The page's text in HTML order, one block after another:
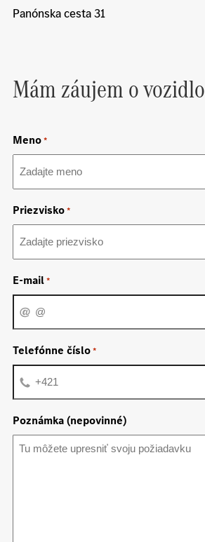
Panónska cesta 31
Mám záujem o vozidlo
Meno*
Priezvisko*
E-mail*
Telefónne číslo*
Poznámka (nepovinné)